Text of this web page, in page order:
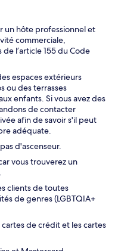
un hôte professionnel et
commerciale,
l’article 155 du Code
espaces extérieurs
ou des terrasses
enfants. Si vous avez des
de contacter
afin de savoir s'il peut
adéquate.
d'ascenseur.
vous trouverez un
clients de toutes
de genres (LGBTQIA+
de crédit et les cartes